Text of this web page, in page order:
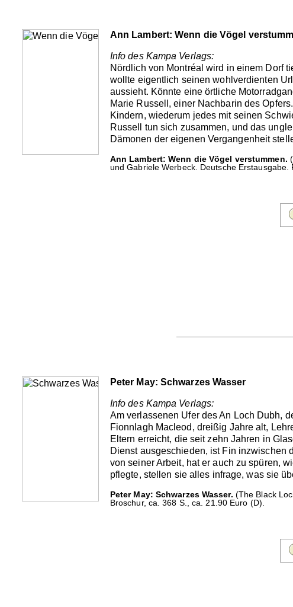
Ann Lambert: Wenn die Vögel
Info des Kampa Verlags:
Nördlich von Montréal wird in einem Dorf
wollte eigentlich seinen wohlverdienten
aussieht. Könnte eine örtliche
Marie Russell, einer Nachbarin des
Kindern, wiederum jedes mit seinen
Russell tun sich zusammen, und das
Dämonen der eigenen Vergangenheit
Ann Lambert: Wenn die Vögel verstummen.
und Gabriele Werbeck. Deutsche
Peter May: Schwarzes Wasser
Info des Kampa Verlags:
Am verlassenen Ufer des An Loch Dubh,
Fionnlagh Macleod, dreißig Jahre alt,
Eltern erreicht, die seit zehn Jahren in
Dienst ausgeschieden, ist Fin inzwischen
von seiner Arbeit, hat er auch zu spüren,
pflegte, stellen sie alles infrage, was sie
Peter May: Schwarzes Wasser. (The Black
Broschur, ca. 368 S., ca. 21.90 Euro (D).